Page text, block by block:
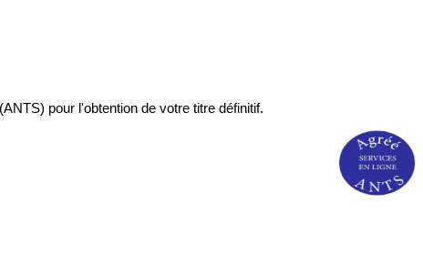
pour l'obtention de votre titre définitif.